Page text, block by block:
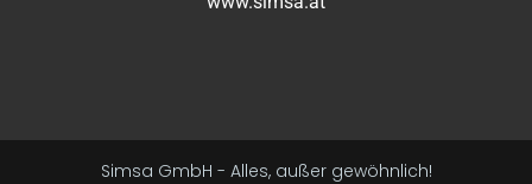
Simsa GmbH - Alles, außer gewöhnlich!